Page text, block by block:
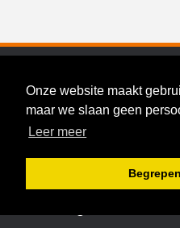
Onze website maakt
maar we slaan geen
Leer meer
Begrepen